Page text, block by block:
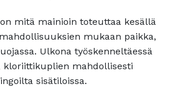
mitä mainioin toteuttaa kesällä
mukaan paikka,
Ulkona työskenneltäessä
kloriittikuplien mahdollisesti
sisätiloissa.